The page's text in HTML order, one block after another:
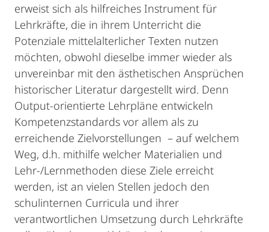
erweist sich als hilfreiches Instrument für
Lehrkräfte, die in ihrem Unterricht die
Potenziale mittelalterlicher Texten nutzen
möchten, obwohl dieselbe immer wieder als
unvereinbar mit den ästhetischen Ansprüchen
historischer Literatur dargestellt wird. Denn
Output-orientierte Lehrpläne entwickeln
Kompetenzstandards vor allem als zu
erreichende Zielvorstellungen – auf welchem
Weg, d.h. mithilfe welcher Materialien und
Lehr-/Lernmethoden diese Ziele erreicht
werden, ist an vielen Stellen jedoch den
schulinternen Curricula und ihrer
verantwortlichen Umsetzung durch Lehrkräfte